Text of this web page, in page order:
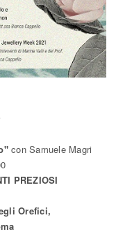
con Samuele Magri
PREZIOSI
Orefici,